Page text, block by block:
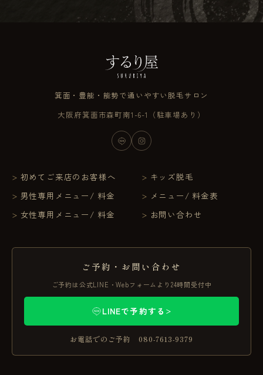
箕面・豊能・能勢で通いやすい脱毛サロン
大阪府箕面市森町南1-6-1（駐車場あり）
初めてご来店のお客様へ
男性専用メニュー/ 料金
女性専用メニュー/ 料金
キッズ脱毛
メニュー/ 料金表
お問い合わせ
ご予約・お問い合わせ
ご予約は公式LINE・Webフォームより24時間受付中
LINEで予約する ＞
お電話でのご予約 080-7613-9379